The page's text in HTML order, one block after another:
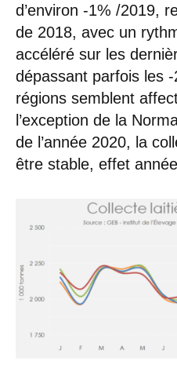
d’environ -1% /2019,
de 2018, avec un
accéléré sur les
dépassant parfois les
régions semblent
l’exception de la
de l’année 2020, la
être stable, effet